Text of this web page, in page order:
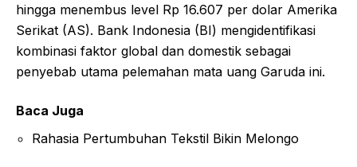
hingga menembus level Rp 16.607 per dolar Amerika
Serikat (AS). Bank Indonesia (BI) mengidentifikasi
kombinasi faktor global dan domestik sebagai
penyebab utama pelemahan mata uang Garuda ini.
Baca Juga
Rahasia Pertumbuhan Tekstil Bikin Melongo